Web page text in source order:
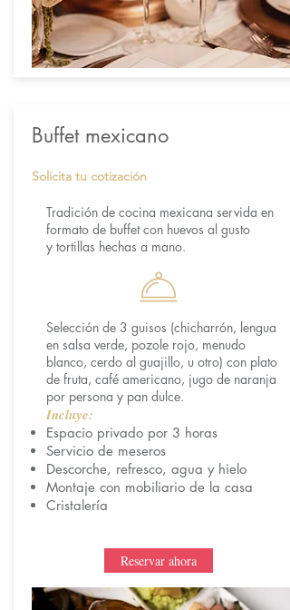
Solicita tu cotización
Buffet mexicano
Tradición de cocina mexicana servida en
formato de buffet con huevos al gusto
y tortillas hechas a mano.
Selección de 3 guisos (chicharrón, lengua
en salsa verde, pozole rojo, menudo
blanco, cerdo al guajillo, u otro) con plato
de fruta, café americano, jugo de naranja
por persona y pan dulce.
Incluye:
Espacio privado por 3 horas
Servicio de meseros
Descorche, refresco, agua y hielo
Montaje con mobiliario de la casa
Cristalería
Reservar ahora